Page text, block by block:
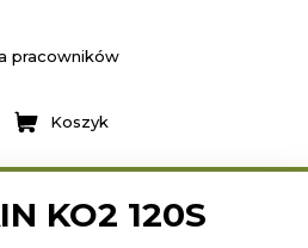
pracowników
Koszyk
KO2 120S